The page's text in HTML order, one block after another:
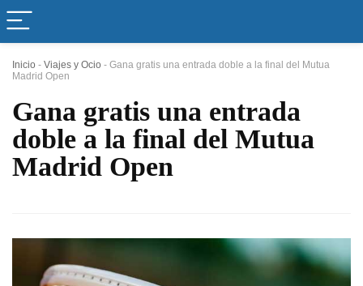
Inicio - Viajes y Ocio - Gana gratis una entrada doble a la final del Mutua
Madrid Open
Gana gratis una entrada
doble a la final del Mutua
Madrid Open